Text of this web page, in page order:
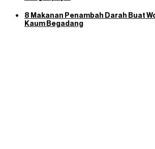
8 Makanan Penambah Darah Buat
Kaum Begadang